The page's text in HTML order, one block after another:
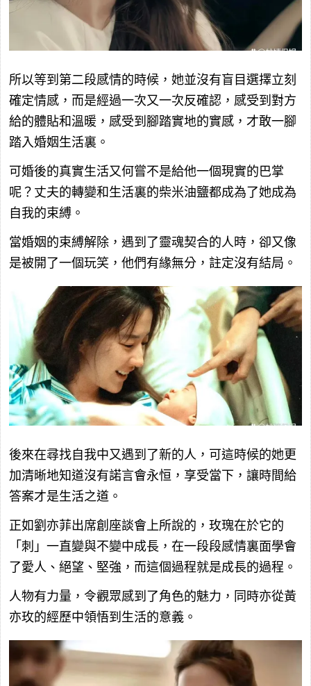
所以等到第二段感情的時候，她並沒有盲目選擇立刻
確定情感，而是經過一次又一次反確認，感受到對方
給的體貼和溫暖，感受到腳踏實地的實感，才敢一腳
踏入婚姻生活裏。
可婚後的真實生活又何嘗不是給他一個現實的巴掌
呢？丈夫的轉變和生活裏的柴米油鹽都成為了她成為
自我的束縛。
當婚姻的束縛解除，遇到了靈魂契合的人時，卻又像
是被開了一個玩笑，他們有緣無分，註定沒有結局。
後來在尋找自我中又遇到了新的人，可這時候的她更
加清晰地知道沒有諾言會永恒，享受當下，讓時間給
答案才是生活之道。
正如劉亦菲出席創座談會上所說的，玫瑰在於它的
「刺」一直變與不變中成長，在一段段感情裏面學會
了愛人、絕望、堅強，而這個過程就是成長的過程。
人物有力量，令觀眾感到了角色的魅力，同時亦從黃
亦玫的經歷中領悟到生活的意義。